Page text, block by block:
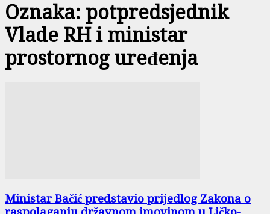
Oznaka: potpredsjednik
Vlade RH i ministar
prostornog uređenja
Ministar Bačić predstavio prijedlog Zakona o